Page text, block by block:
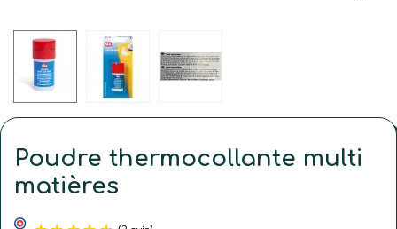
Poudre thermocollante multi
matières